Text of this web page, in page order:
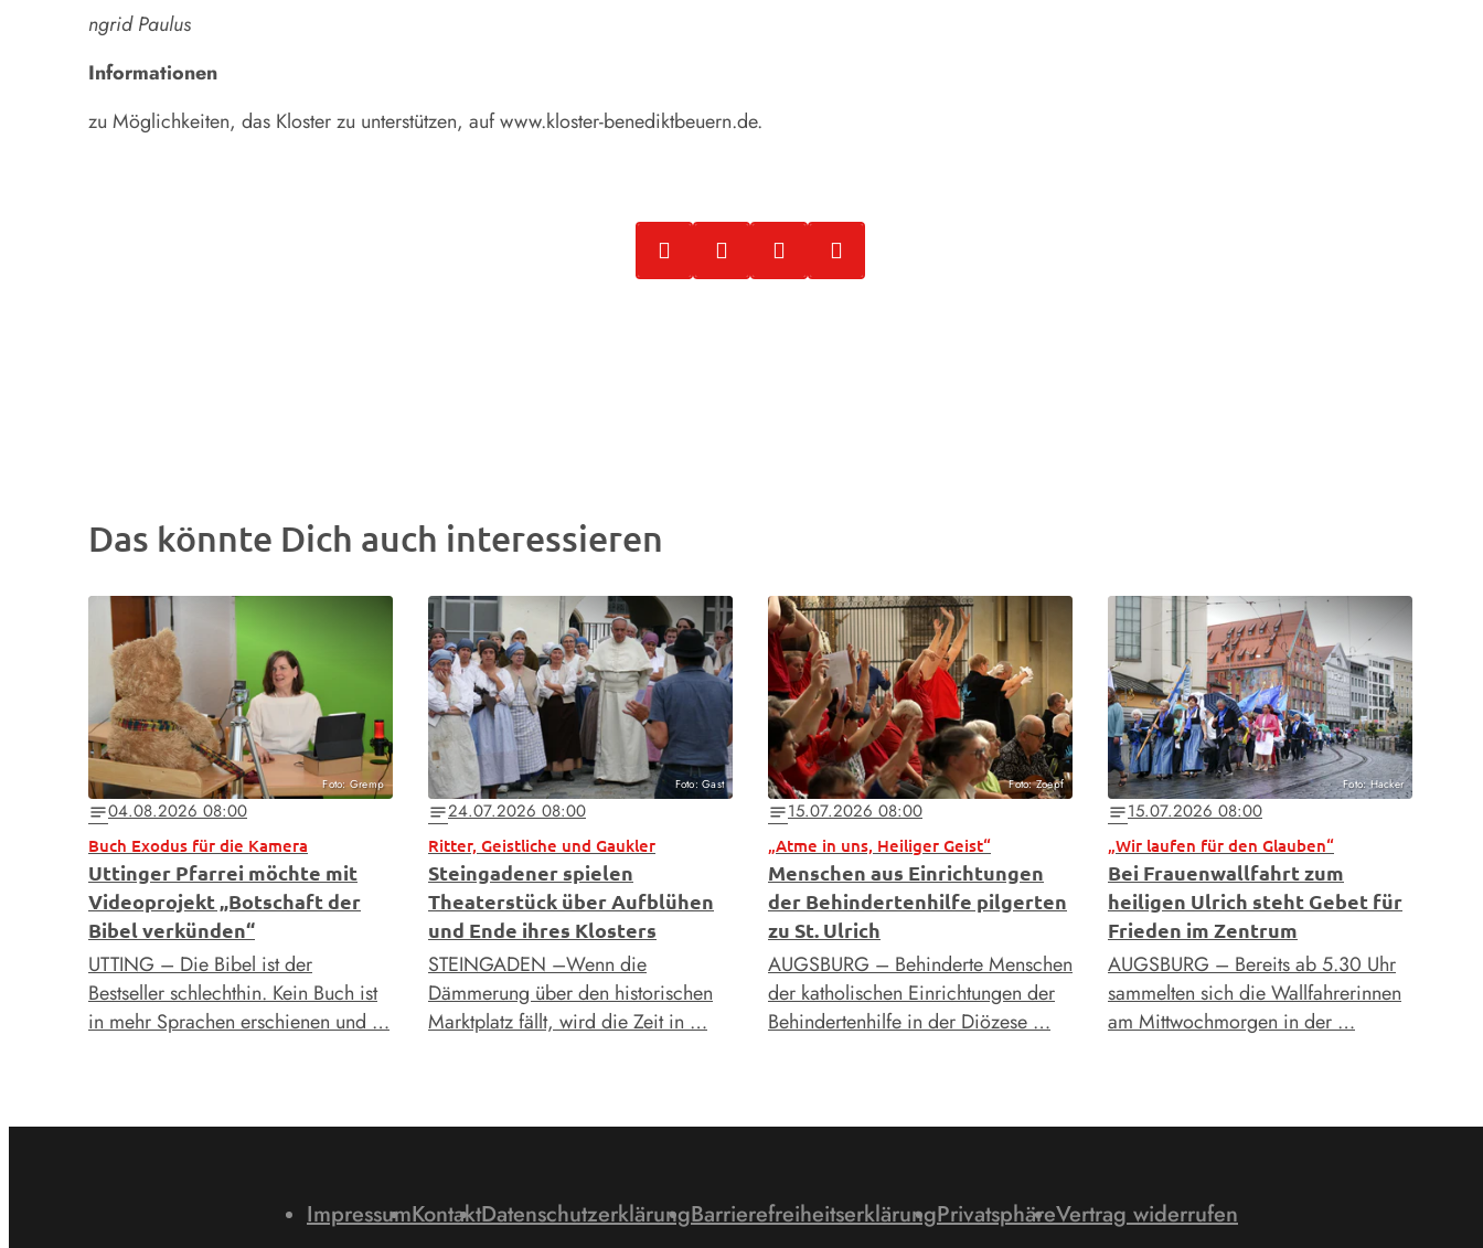
ngrid Paulus
Informationen
zu Möglichkeiten, das Kloster zu unterstützen, aufwww.kloster-­benediktbeuern.de.
Das könnte Dich auch interessieren
Foto: Gremp
notes04.08.2026 08:00
Buch Exodus für die Kamera
Uttinger Pfarrei möchte mit
Videoprojekt „Botschaft der
Bibel verkünden“
UTTING – Die Bibel ist der
Bestseller schlechthin. Kein Buch ist
in mehr Sprachen erschienen und …
Foto: Gast
notes24.07.2026 08:00
Ritter, Geistliche und Gaukler
Steingadener spielen
Theaterstück über Aufblühen
und Ende ihres Klosters
STEINGADEN –Wenn die
Dämmerung über den historischen
Marktplatz fällt, wird die Zeit in …
Foto: Zoepf
notes15.07.2026 08:00
„Atme in uns, Heiliger Geist“
Menschen aus Einrichtungen
der Behindertenhilfe pilgerten
zu St. Ulrich
AUGSBURG – Behinderte Menschen
der katholischen Einrichtungen der
Behindertenhilfe in der Diözese …
Foto: Hacker
notes15.07.2026 08:00
„Wir laufen für den Glauben“
Bei Frauenwallfahrt zum
heiligen Ulrich steht Gebet für
Frieden im Zentrum
AUGSBURG – Bereits ab 5.30 Uhr
sammelten sich die Wallfahrerinnen
am Mittwochmorgen in der …
ImpressumKontaktDatenschutzerklärungBarrierefreiheitserklärungPrivatsphäreVertrag widerrufen